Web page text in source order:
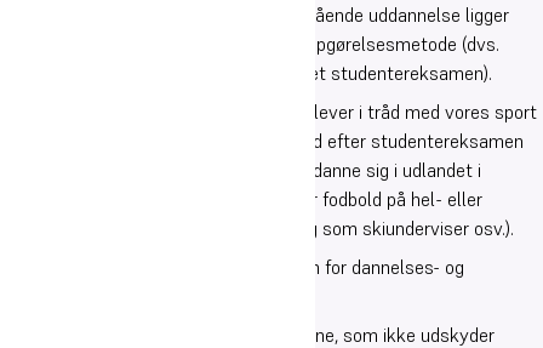
Oure-studenternes overgang til videregående uddannelse ligger
relativt lavt, målt ud fra den statslige opgørelsesmetode (dvs.
baseret på KOT-tal 27 mdr. efter bestået studentereksamen).
Dette skyldes bl.a., at en del af vores elever i tråd med vores sport
& performing arts-profil bruger nogen tid efter studentereksamen
på at dyrke deres passion (fx ved at uddanne sig i udlandet i
tilknytning til dans, spille håndbold eller fodbold på hel- eller
halvprofessionelt niveau, dygtiggøre sig som skiunderviser osv.).
Denne type beskæftigelse anser skolen for dannelses- og
Hvad angår den (store) del af studenterne, som ikke udskyder